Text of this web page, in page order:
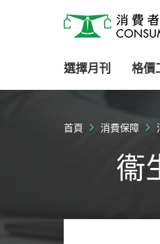
消費者委員會
選擇月刊 格價
首頁 消費保障
衞